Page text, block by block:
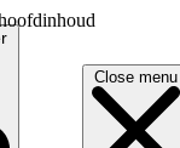
Close menu